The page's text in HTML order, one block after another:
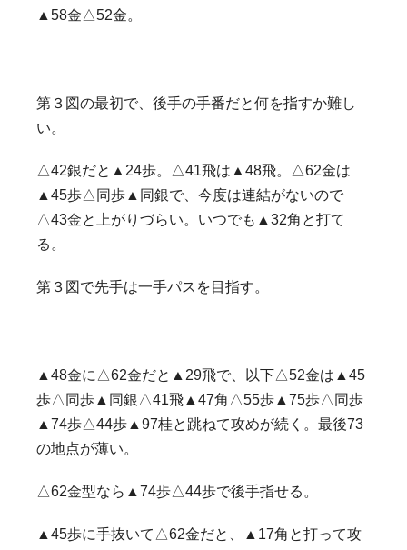
▲58金△52金。
第３図の最初で、後手の手番だと何を指すか難し
い。
△42銀だと▲24歩。△41飛は▲48飛。△62金は
▲45歩△同歩▲同銀で、今度は連結がないので
△43金と上がりづらい。いつでも▲32角と打て
る。
第３図で先手は一手パスを目指す。
▲48金に△62金だと▲29飛で、以下△52金は▲45
歩△同歩▲同銀△41飛▲47角△55歩▲75歩△同歩
▲74歩△44歩▲97桂と跳ねて攻めが続く。最後73
の地点が薄い。
△62金型なら▲74歩△44歩で後手指せる。
▲45歩に手抜いて△62金だと、▲17角と打って攻